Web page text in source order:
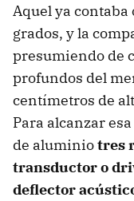
Aquel ya
grados, y la
presumiendo de
profundos del
centímetros de
Para alcanzar
de aluminiotres
transductor o
deflector